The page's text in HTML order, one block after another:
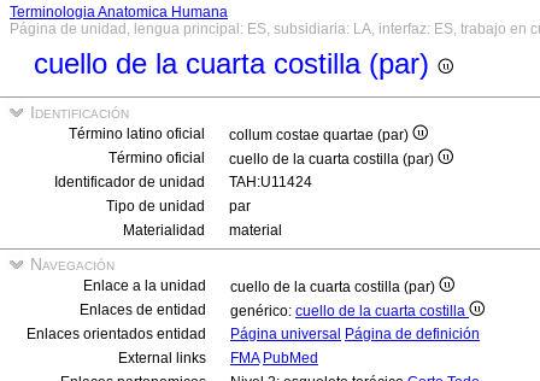
Terminologia Anatomica Humana
Página de unidad, lengua principal: ES, subsidiaria: LA, interfaz: ES, trabajo en
cuello de la cuarta costilla (par)
Identificación
Término latino oficial
collum costae quartae (par)
Término oficial
cuello de la cuarta costilla (par)
Identificador de unidad
TAH:U11424
Tipo de unidad
par
Materialidad
material
Navegación
Enlace a la unidad
cuello de la cuarta costilla (par)
Enlaces de entidad
genérico: cuello de la cuarta costilla
Enlaces orientados entidad
Página universal Página de definición
External links
FMA PubMed